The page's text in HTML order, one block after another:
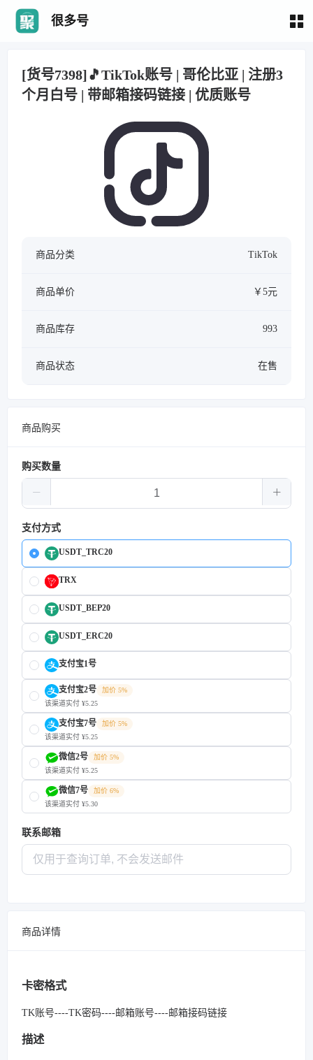
很多号
[货号7398]🎵TikTok账号 | 哥伦比亚 | 注册3
个月白号 | 带邮箱接码链接 | 优质账号
商品分类 TikTok
商品单价 ￥5元
商品库存 993
商品状态 在售
商品购买
购买数量
支付方式
USDT_TRC20
TRX
USDT_BEP20
USDT_ERC20
支付宝1号
支付宝2号
加价 5%
该渠道实付 ¥5.25
支付宝7号
加价 5%
该渠道实付 ¥5.25
微信2号
加价 5%
该渠道实付 ¥5.25
微信7号
加价 6%
该渠道实付 ¥5.30
联系邮箱
商品详情
卡密格式
TK账号----TK密码----邮箱账号----邮箱接码链接
描述